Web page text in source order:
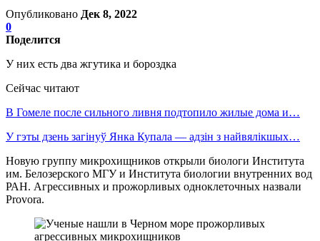
Опубликовано Дек 8, 2022
0
Поделится
У них есть два жгутика и бороздка
Сейчас читают
В Гомеле после сильного ливня подтопило жилые дома и…
У гэты дзень загінуў Янка Купала — адзін з найвялікшых…
Новую группу микрохищников открыли биологи Института
им. Белозерского МГУ и Института биологии внутренних вод
РАН. Агрессивных и прожорливых одноклеточных назвали
Provora.